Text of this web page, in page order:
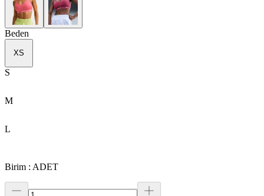
Beden
XS
S
M
L
Birim : ADET